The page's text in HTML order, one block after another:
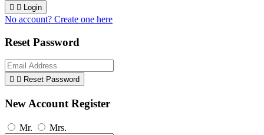
  Login
No account? Create one here
Reset Password
  Reset Password
New Account Register
Mr. Mrs.